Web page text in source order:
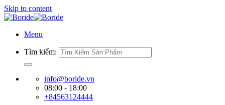
Skip to content
Menu
Tìm kiếm:
info@boride.vn
08:00 - 18:00
+84563124444